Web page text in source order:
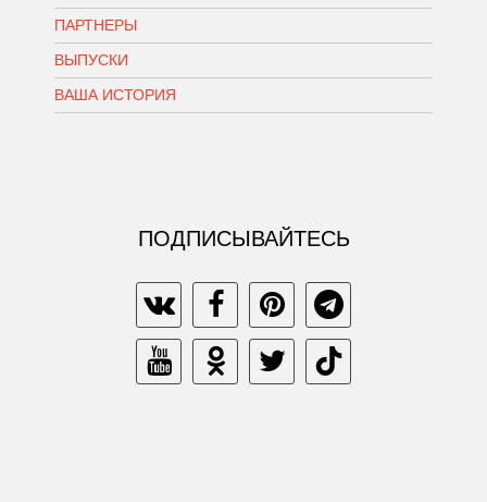
ПАРТНЕРЫ
ВЫПУСКИ
ВАША ИСТОРИЯ
ПОДПИСЫВАЙТЕСЬ